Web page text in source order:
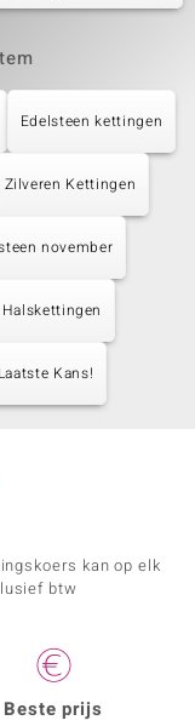
Edelsteen kettingen
Zilveren Kettingen
november
Kans!
kan op elk
btw
Beste prijs